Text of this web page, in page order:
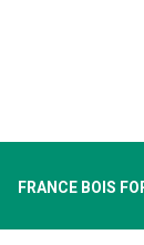
FRANCE BOIS